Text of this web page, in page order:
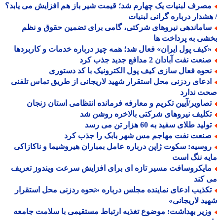
لبنیات یک چهارم شد؛ قیمت شیر باز هم افزایش می یابد؟
درباره گرانی لبنیات
نیروهای شرکتی، گامی برای تضمین حقوق و نظم
به پرداخت ها
پول ایران» فعال شد؛ همه چیز درباره خدمات و کاربردها
نفت آبادان 2 مدافع جدید جذب کرد
فعال سازی کیف پول الکترونیک با کد دستوری
ردزنی محل استقرار شهید لاریجانی از طریق تماس تلفنی
ندارد
آیین تکریم و معارفه فرمانده انتظامی استان زنجان
نیروهای شرکتی بالاخره روشن شد
طلای سفید به 60 هزار تن می رسد
نفت مهاجم مس شهر بابک را جذب کرد
سکوت ژاپن درباره عامل بمباران هیروشیما و ناکازاکی
ننگ است
مسیر تازه ای برای افزایش سرعت ویندوز تعریف
کند
ادعای نماینده مجلس درباره «نحوه ردزنی محل استقرار
لاریجانی»
بهداشت: موضوع تغذیه ارتباط مستقیمی با سلامت جامعه